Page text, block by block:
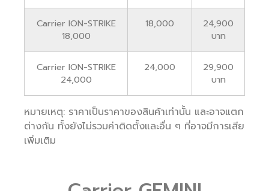
Carrier ION-STRIKE
18,000
18,000
24,900
บาท
Carrier ION-STRIKE
24,000
24,000
29,900
บาท
หมายเหตุ: ราคาเป็นราคาของสินค้าเท่านั้น และอาจแตก
ต่างกัน ทั้งยังไม่รวมค่าติดตั้งและอื่น ๆ ที่อาจมีการเสีย
เพิ่มเติม